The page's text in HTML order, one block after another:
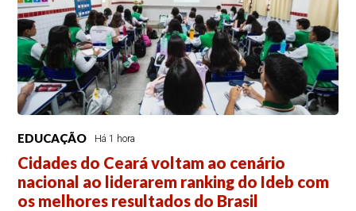
EDUCAÇÃO Há 1 hora
Cidades do Ceará voltam ao cenário
nacional ao liderarem ranking do Ideb com
os melhores resultados do Brasil